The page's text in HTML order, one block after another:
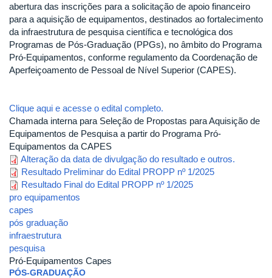
abertura das inscrições para a solicitação de apoio financeiro
para a aquisição de equipamentos, destinados ao fortalecimento
da infraestrutura de pesquisa científica e tecnológica dos
Programas de Pós-Graduação (PPGs), no âmbito do Programa
Pró-Equipamentos, conforme regulamento da Coordenação de
Aperfeiçoamento de Pessoal de Nível Superior (CAPES).
Clique aqui e acesse o edital completo.
Chamada interna para Seleção de Propostas para Aquisição de
Equipamentos de Pesquisa a partir do Programa Pró-
Equipamentos da CAPES
Alteração da data de divulgação do resultado e outros.
Resultado Preliminar do Edital PROPP nº 1/2025
Resultado Final do Edital PROPP nº 1/2025
pro equipamentos
capes
pós graduação
infraestrutura
pesquisa
Pró-Equipamentos Capes
PÓS-GRADUAÇÃO